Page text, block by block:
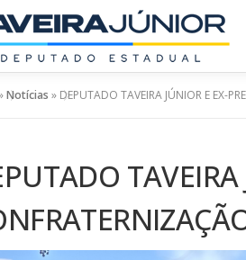
Notícias » DEPUTADO TAVEIRA JÚNIOR E EX-